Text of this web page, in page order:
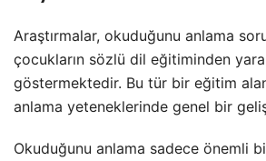
Araştırmalar, okuduğunu anlama
çocukların sözlü dil eğitiminden
göstermektedir. Bu tür bir eğitim
anlama yeteneklerinde genel bir
Okuduğunu anlama sadece önemli